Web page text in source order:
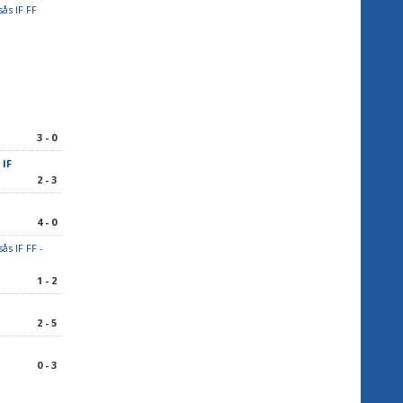
IF FF
3 - 0
2 - 3
4 - 0
IF FF -
1 - 2
2 - 5
0 - 3